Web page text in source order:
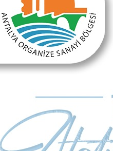
ki, hem imza
isteyeceksin. Bu
ve güvenerek oy veren